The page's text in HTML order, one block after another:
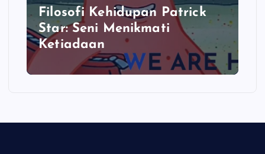
Filosofi Kehidupan Patrick
Star: Seni Menikmati
Ketiadaan